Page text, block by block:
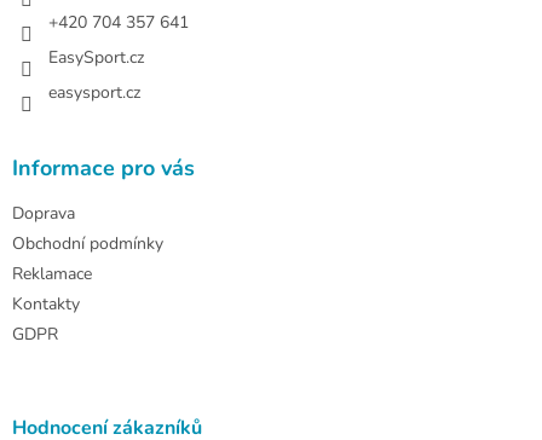
+420 704 357 641
EasySport.cz
easysport.cz
Informace pro vás
Doprava
Obchodní podmínky
Reklamace
Kontakty
GDPR
Hodnocení zákazníků